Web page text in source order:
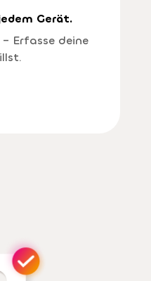
Gerät.
Erfasse deine